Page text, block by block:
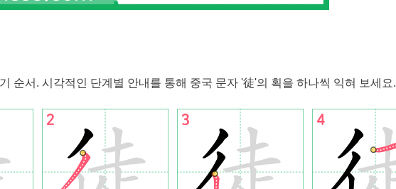
순서. 시각적인 단계별 안내를 통해 중국 문자 '徒'의 획을 하나씩 익혀 보세요.